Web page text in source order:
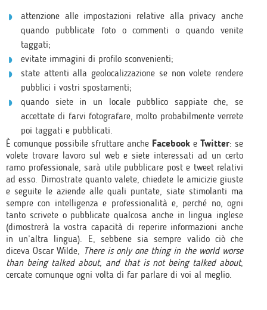
attenzione alle impostazioni relative alla privacy anche
quando pubblicate foto o commenti o quando venite
taggati;
evitate immagini di profilo sconvenienti;
state attenti alla geolocalizzazione se non volete rendere
pubblici i vostri spostamenti;
quando siete in un locale pubblico sappiate che, se
accettate di farvi fotografare, molto probabilmente verrete
poi taggati e pubblicati.
È comunque possibile sfruttare anche Facebook e Twitter: se
volete trovare lavoro sul web e siete interessati ad un certo
ramo professionale, sarà utile pubblicare post e tweet relativi
ad esso. Dimostrate quanto valete, chiedete le amicizie giuste
e seguite le aziende alle quali puntate, siate stimolanti ma
sempre con intelligenza e professionalità e, perché no, ogni
tanto scrivete o pubblicate qualcosa anche in lingua inglese
(dimostrerà la vostra capacità di reperire informazioni anche
in un’altra lingua). E, sebbene sia sempre valido ciò che
diceva Oscar Wilde, There is only one thing in the world worse
than being talked about, and that is not being talked about,
cercate comunque ogni volta di far parlare di voi al meglio.